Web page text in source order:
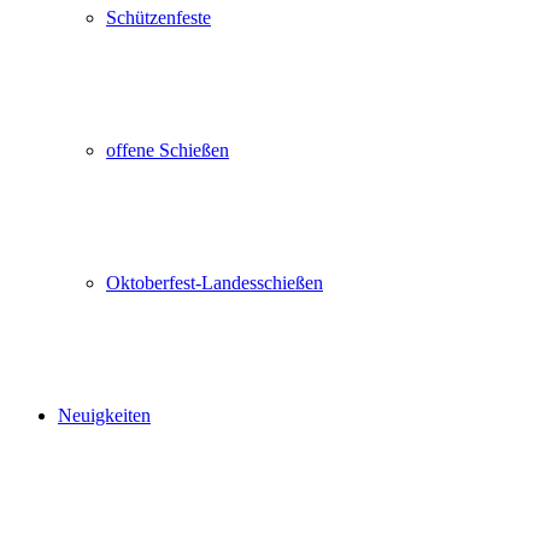
Schützenfeste
offene Schießen
Oktoberfest-Landesschießen
Neuigkeiten